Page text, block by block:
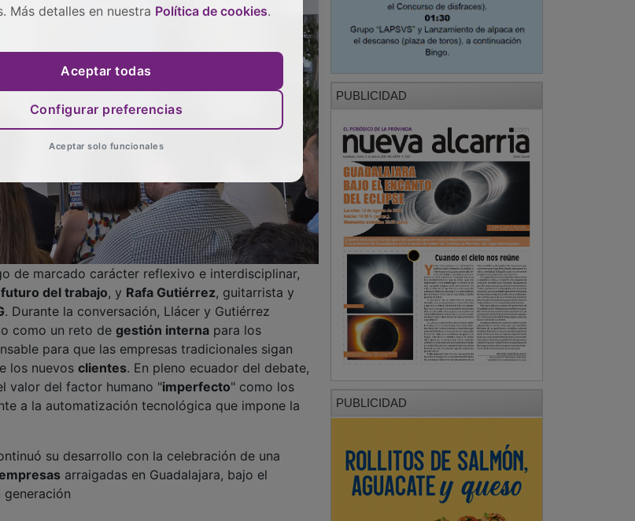
de marcado carácter reflexivo e interdisciplinar,
futuro del trabajo, y Rafa Gutiérrez, guitarrista y
. Durante la conversación, Llácer y Gutiérrez
como un reto de gestión interna para los
para que las empresas tradicionales sigan
los nuevos clientes. En pleno ecuador del debate,
valor del factor humano "imperfecto" como los
a la automatización tecnológica que impone la
su desarrollo con la celebración de una
arraigadas en Guadalajara, bajo el
generación
PUBLICIDAD
PUBLICIDAD
Más detalles en nuestra Política de cookies.
Aceptar todas
Configurar preferencias
Aceptar solo funcionales